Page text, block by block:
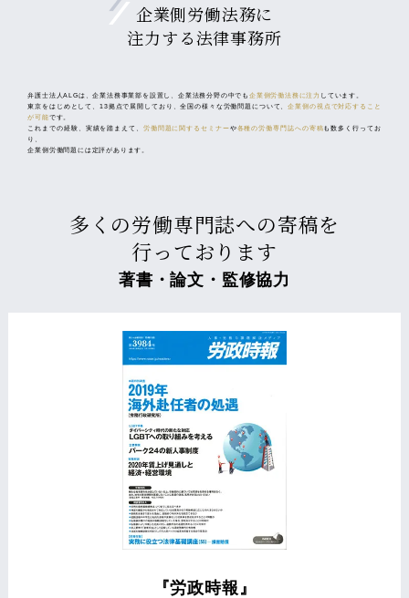
企業側労働法務に
注力する法律事務所
弁護士法人ALGは、企業法務事業部を設置し、企業法務分野の中でも企業側労働法務に注力 しています。
東京をはじめとして、13拠点で展開しており、全国の様々な労働問題について、企業側の視点で対応すること
が可能です。
これまでの経験、実績を踏まえて、 労働問題に関するセミナーや各種の労働専門誌への寄稿も数多く行ってお
り、
企業側労働問題には定評があります。
多くの労働専門誌への寄稿を
行っております
著書・論文・監修協力
『労政時報』